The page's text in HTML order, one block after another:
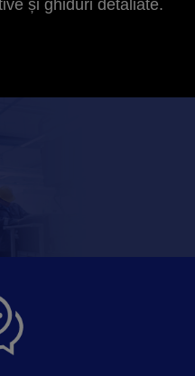
și ghiduri detaliate.